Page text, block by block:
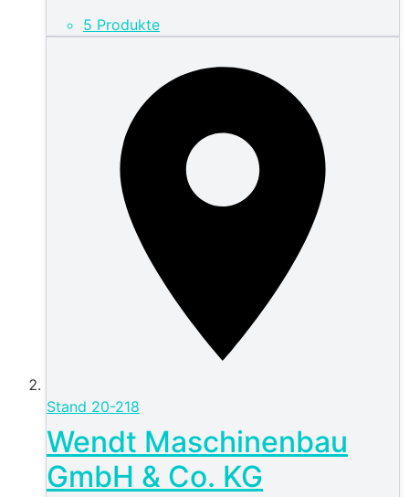
5 Produkte
Stand 20-218
Wendt Maschinenbau
GmbH & Co. KG